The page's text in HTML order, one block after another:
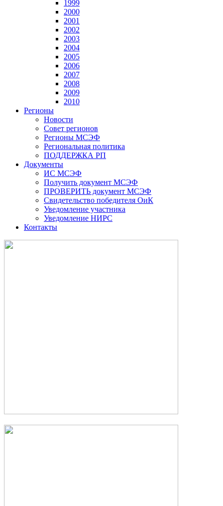
1999
2000
2001
2002
2003
2004
2005
2006
2007
2008
2009
2010
Регионы
Новости
Совет регионов
Регионы МСЭФ
Региональная политика
ПОДДЕРЖКА РП
Документы
ИС МСЭФ
Получить документ МСЭФ
ПРОВЕРИТЬ документ МСЭФ
Свидетельство победителя ОиК
Уведомление участника
Уведомление НИРС
Контакты